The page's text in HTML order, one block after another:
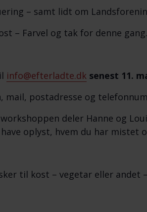
– samt lidt om
og tak for denne gang.
info@efterladte.dk senest 11.
mail, postadresse og
deler Hanne og
oplyst, hvem du har mistet
til kost – vegetar eller andet